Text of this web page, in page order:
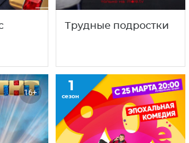
90-е. Весело и
громко